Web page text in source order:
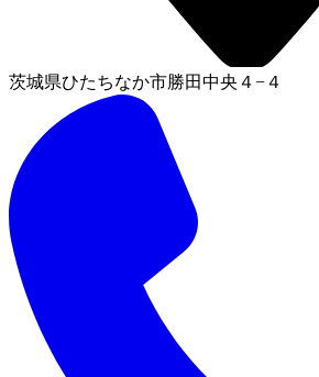
茨城県ひたちなか市勝田中央４−４